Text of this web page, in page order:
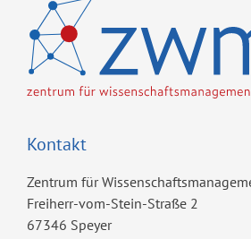
Kontakt
Zentrum für
Freiherr-vom-Stein-Straße 2
67346 Speyer